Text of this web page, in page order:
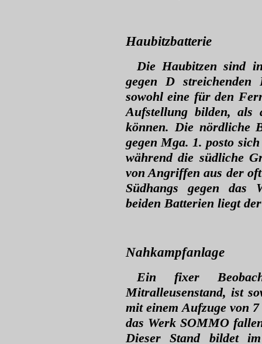
Haubitzbatterie
Die Haubitzen sind
gegen D streichenden
sowohl eine für den
Aufstellung bilden, als
können. Die nördliche
gegen Mga. 1. posto
während die südliche
von Angriffen aus der
Südhangs gegen das
beiden Batterien liegt
Nahkampfanlage
Ein fixer
Mitralleusenstand, ist
mit einem Aufzuge von
das Werk SOMMO
Dieser Stand bildet